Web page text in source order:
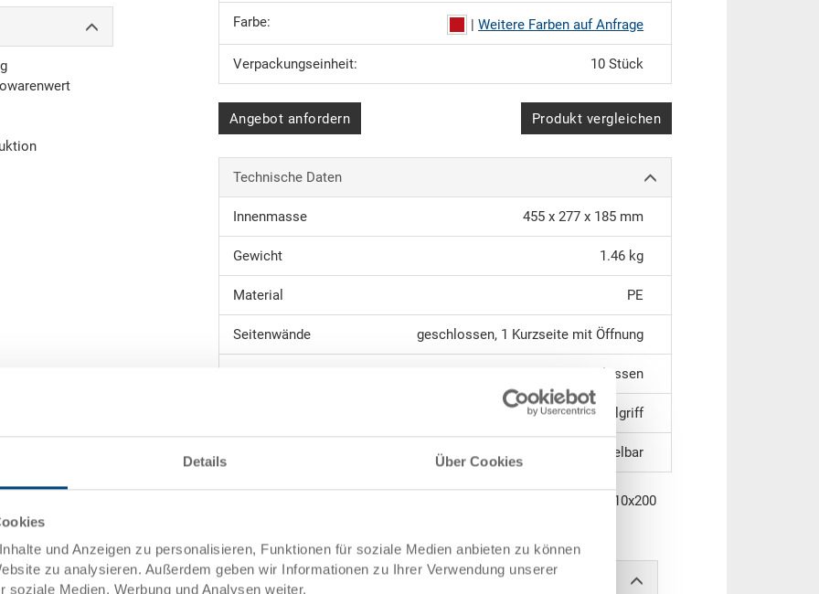
Details Über Cookies
und Anzeigen zu personalisieren, Funktionen für soziale Medien anbieten zu können
zu analysieren. Außerdem geben wir Informationen zu Ihrer Verwendung unserer
soziale Medien, Werbung und Analysen weiter.
Farbe: |Weitere Farben auf Anfrage
Verpackungseinheit: 10 Stück
Angebot anfordern Produkt vergleichen
Technische Daten
Innenmasse 455 x 277 x 185 mm
Gewicht 1.46 kg
Material PE
Seitenwände geschlossen, 1 Kurzseite mit Öffnung
geschlossen
1 Muschelgriff
stapelbar
Sichtlagerkasten SILAFIX 2, stapelbar, PE, verkehrsrot, 500/450x310x200